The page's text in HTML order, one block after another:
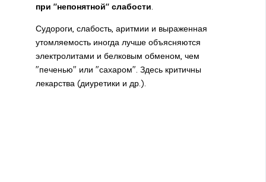
при "непонятной" слабости.
Судороги, слабость, аритмии и выраженная
утомляемость иногда лучше объясняются
электролитами и белковым обменом, чем
"печенью" или "сахаром". Здесь критичны
лекарства (диуретики и др.).